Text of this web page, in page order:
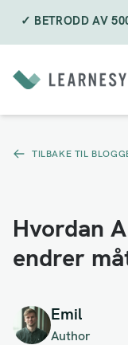
✓ BETRODD AV
innholdet
TILBAKE TIL
Hvordan
endrer
Emil
Author